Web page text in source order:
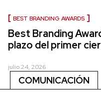
BEST BRANDING AWARDS
Best Branding
plazo del primer
julio 24, 2026
COMUNICACIÓN